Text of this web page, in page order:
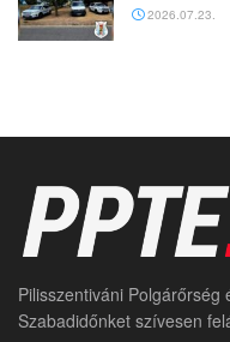
2026.07.23.
Pilisszentiváni Polgárőrség
Szabadidőnket szívesen